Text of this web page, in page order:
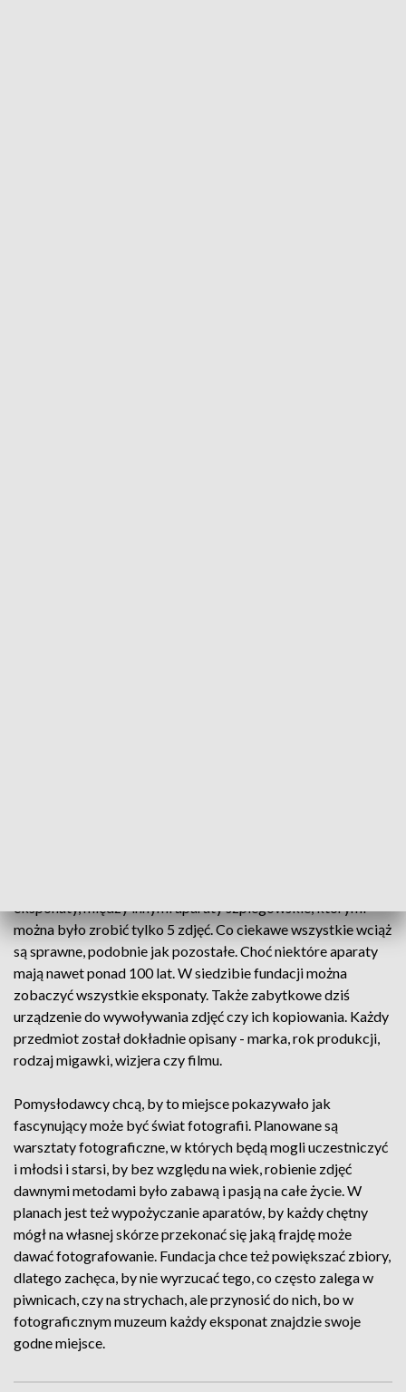
eksponaty, między innymi aparaty szpiegowskie, którymi
można było zrobić tylko 5 zdjęć. Co ciekawe wszystkie wciąż
są sprawne, podobnie jak pozostałe. Choć niektóre aparaty
mają nawet ponad 100 lat. W siedzibie fundacji można
zobaczyć wszystkie eksponaty. Także zabytkowe dziś
urządzenie do wywoływania zdjęć czy ich kopiowania. Każdy
przedmiot został dokładnie opisany - marka, rok produkcji,
rodzaj migawki, wizjera czy filmu.
Pomysłodawcy chcą, by to miejsce pokazywało jak
fascynujący może być świat fotografii. Planowane są
warsztaty fotograficzne, w których będą mogli uczestniczyć
i młodsi i starsi, by bez względu na wiek, robienie zdjęć
dawnymi metodami było zabawą i pasją na całe życie. W
planach jest też wypożyczanie aparatów, by każdy chętny
mógł na własnej skórze przekonać się jaką frajdę może
dawać fotografowanie. Fundacja chce też powiększać zbiory,
dlatego zachęca, by nie wyrzucać tego, co często zalega w
piwnicach, czy na strychach, ale przynosić do nich, bo w
fotograficznym muzeum każdy eksponat znajdzie swoje
godne miejsce.